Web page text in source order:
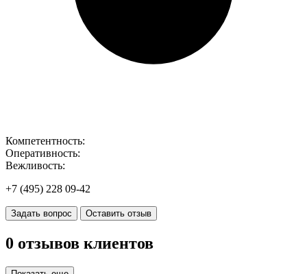
Компетентность:
Оперативность:
Вежливость:
+7 (495) 228 09-42
Задать вопрос Оставить отзыв
0 отзывов клиентов